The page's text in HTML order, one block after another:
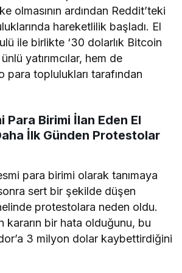
olmasının ardından Reddit’teki
hareketlilik başladı. El
ile birlikte ‘30 dolarlık Bitcoin
ünlü yatırımcılar, hem de
para toplulukları tarafından
Para Birimi İlan Eden El
İlk Günden Protestolar
para birimi olarak tanımaya
sert bir şekilde düşen
protestolara neden oldu.
kararın bir hata olduğunu, bu
3 milyon dolar kaybettirdiğini